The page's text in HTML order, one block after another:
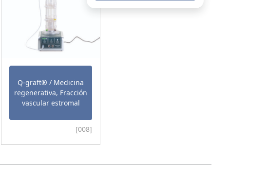
Q-graft® / Medicina
regenerativa, Fracción
vascular estromal
[008]